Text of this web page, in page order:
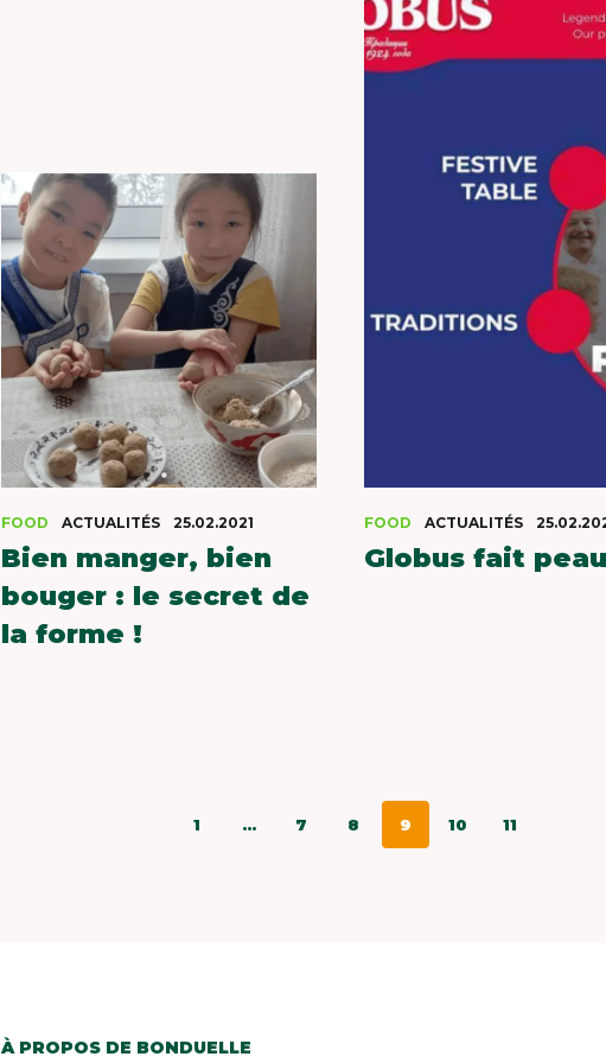
FOOD ACTUALITÉS 25.02.2021
Bien manger, bien
bouger : le secret de
la forme !
FOOD ACTUALITÉS
Globus fait
1 ... 7 8 9 10 11
À PROPOS DE BONDUELLE